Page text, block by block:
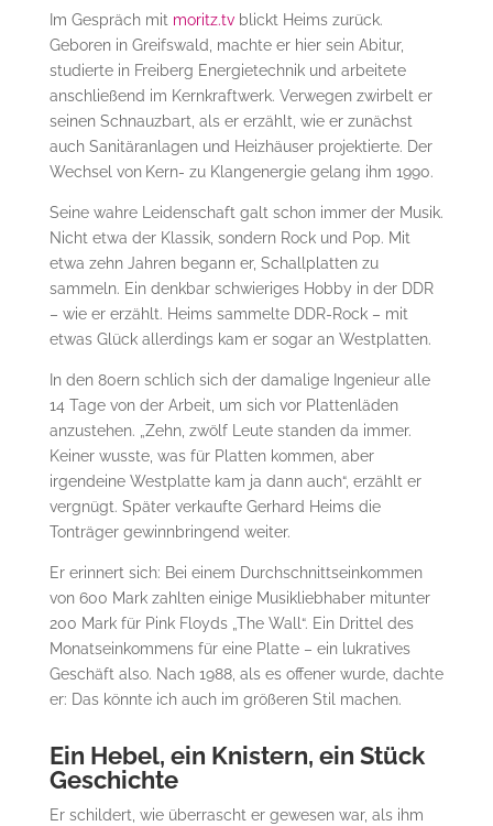
Im Gespräch mit moritz.tvblickt Heims zurück.
Geboren in Greifswald, machte er hier sein Abitur,
studierte in Freiberg Energietechnik und arbeitete
anschließend im Kernkraftwerk. Verwegen zwirbelt er
seinen Schnauzbart, als er erzählt, wie er zunächst
auch Sanitäranlagen und Heizhäuser projektierte. Der
Wechsel von Kern- zu Klangenergie gelang ihm 1990.
Seine wahre Leidenschaft galt schon immer der Musik.
Nicht etwa der Klassik, sondern Rock und Pop. Mit
etwa zehn Jahren begann er, Schallplatten zu
sammeln. Ein denkbar schwieriges Hobby in der DDR
– wie er erzählt. Heims sammelte DDR-Rock – mit
etwas Glück allerdings kam er sogar an Westplatten.
In den 80ern schlich sich der damalige Ingenieur alle
14 Tage von der Arbeit, um sich vor Plattenläden
anzustehen. „Zehn, zwölf Leute standen da immer.
Keiner wusste, was für Platten kommen, aber
irgendeine Westplatte kam ja dann auch“, erzählt er
vergnügt. Später verkaufte Gerhard Heims die
Tonträger gewinnbringend weiter.
Er erinnert sich: Bei einem Durchschnittseinkommen
von 600 Mark zahlten einige Musikliebhaber mitunter
200 Mark für Pink Floyds „The Wall“. Ein Drittel des
Monatseinkommens für eine Platte – ein lukratives
Geschäft also. Nach 1988, als es offener wurde, dachte
er: Das könnte ich auch im größeren Stil machen.
Ein Hebel, ein Knistern, ein Stück
Geschichte
Er schildert, wie überrascht er gewesen war, als ihm